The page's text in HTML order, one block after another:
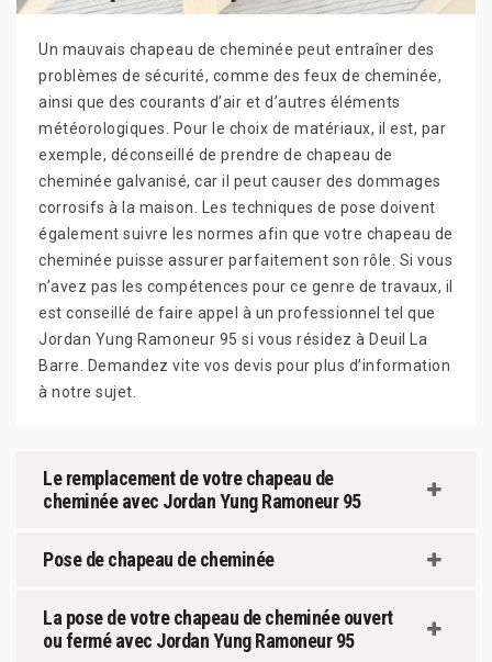
Un mauvais chapeau de cheminée peut entraîner des
problèmes de sécurité, comme des feux de cheminée,
ainsi que des courants d’air et d’autres éléments
météorologiques. Pour le choix de matériaux, il est, par
exemple, déconseillé de prendre de chapeau de
cheminée galvanisé, car il peut causer des dommages
corrosifs à la maison. Les techniques de pose doivent
également suivre les normes afin que votre chapeau de
cheminée puisse assurer parfaitement son rôle. Si vous
n’avez pas les compétences pour ce genre de travaux, il
est conseillé de faire appel à un professionnel tel que
Jordan Yung Ramoneur 95 si vous résidez à Deuil La
Barre. Demandez vite vos devis pour plus d’information
à notre sujet.
Le remplacement de votre chapeau de
cheminée avec Jordan Yung Ramoneur 95
Pose de chapeau de cheminée
La pose de votre chapeau de cheminée ouvert
ou fermé avec Jordan Yung Ramoneur 95